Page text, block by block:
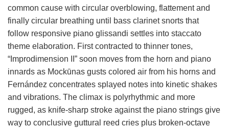
common cause with circular overblowing, flattement and
finally circular breathing until bass clarinet snorts that
follow responsive piano glissandi settles into staccato
theme elaboration. First contracted to thinner tones,
“Improdimension II” soon moves from the horn and piano
innards as Mockūnas gusts colored air from his horns and
Fernández concentrates splayed notes into kinetic shakes
and vibrations. The climax is polyrhythmic and more
rugged, as knife-sharp stroke against the piano strings give
way to conclusive guttural reed cries plus broken-octave